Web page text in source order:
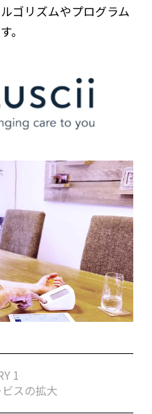
ゴリズムやプログラム
。
1
スの拡大